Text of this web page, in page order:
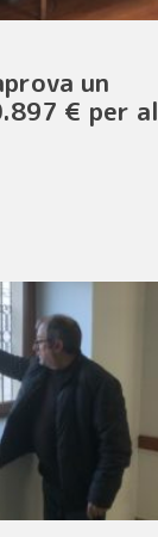
un
€ per al